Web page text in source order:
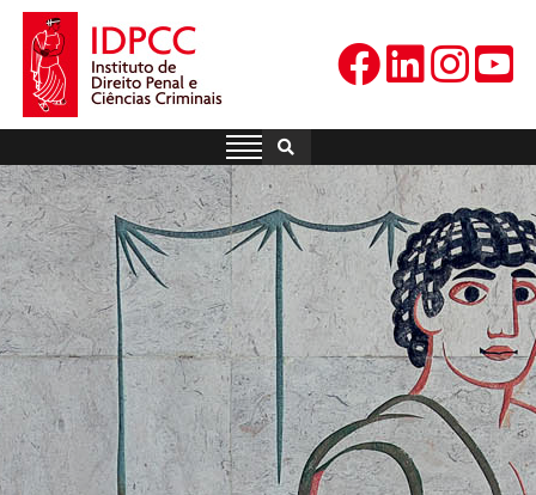
Skip
content
IDPCC
Instituto de Direito Penal e